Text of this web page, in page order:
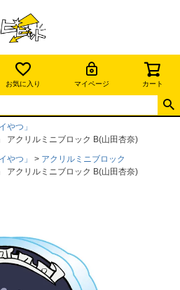
お気に入り マイページ カート
やつ」
アクリルミニブロック B(山田杏奈)
やつ」
アクリルミニブロック
アクリルミニブロック B(山田杏奈)